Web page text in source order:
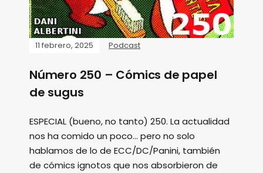
11 febrero, 2025 Podcast
Número 250 – Cómics de papel
de sugus
ESPECIAL (bueno, no tanto) 250. La actualidad
nos ha comido un poco... pero no solo
hablamos de lo de ECC/DC/Panini, también
de cómics ignotos que nos absorbieron de